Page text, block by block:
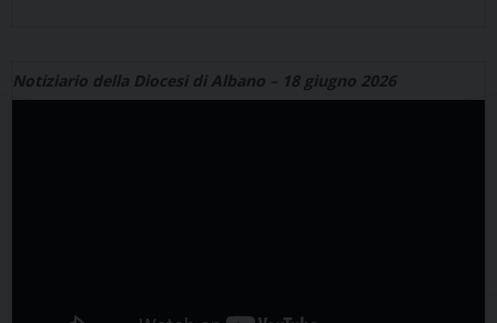
Notiziario della Diocesi di Albano – 18 giugno 2026